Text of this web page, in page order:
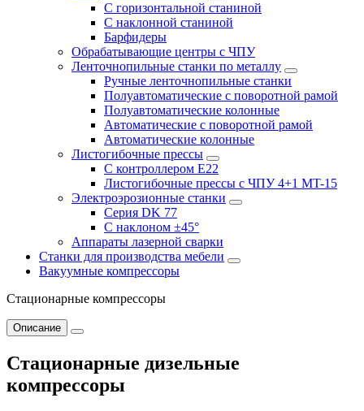
С горизонтальной станиной
С наклонной станиной
Барфидеры
Обрабатывающие центры с ЧПУ
Ленточнопильные станки по металлу
Ручные ленточнопильные станки
Полуавтоматические с поворотной рамой
Полуавтоматические колонные
Автоматические с поворотной рамой
Автоматические колонные
Листогибочные прессы
С контроллером E22
Листогибочные прессы с ЧПУ 4+1 MT-15
Электроэрозионные станки
Серия DK 77
С наклоном ±45°
Аппараты лазерной сварки
Станки для производства мебели
Вакуумные компрессоры
Стационарные компрессоры
Описание
Стационарные дизельные
компрессоры